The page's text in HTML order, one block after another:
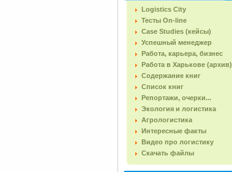
Logistics City
Тесты On-line
Case Studies (кейсы)
Успешный менеджер
Работа, карьера, бизнес
Работа в Харькове (архив)
Содержание книг
Список книг
Репортажи, очерки...
Экология и логистика
Агрологистика
Интересные факты
Видео про логистику
Скачать файлы